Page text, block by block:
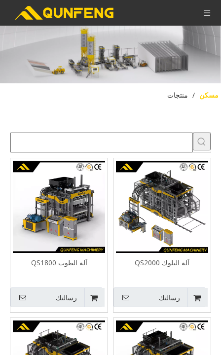
مسكن / منتجات
آلة البلوك QS2000
رسالتك
آلة الطوب QS1800
رسالتك